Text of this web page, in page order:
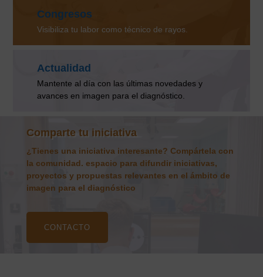
Congresos
Visibiliza tu labor como técnico de rayos.
Actualidad
Mantente al día con las últimas novedades y
avances en imagen para el diagnóstico.
Comparte tu iniciativa
¿Tienes una iniciativa interesante? Compártela con
la comunidad. espacio para difundir iniciativas,
proyectos y propuestas relevantes en el ámbito de
imagen para el diagnóstico
CONTACTO